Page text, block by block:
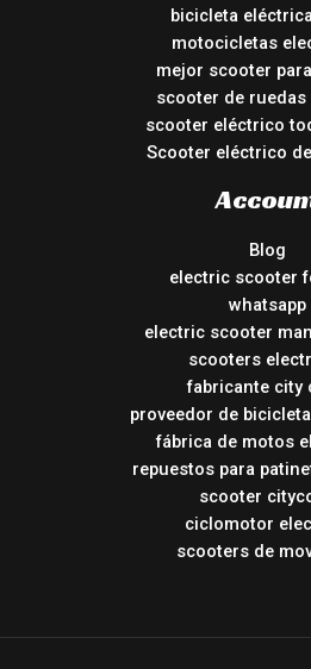
bicicleta
motocicletas
mejor scooter
scooter de ruedas
scooter eléctrico
Scooter eléctrico
Blog
electric scooter
whatsapp
electric scooter
scooters
fabricante city
proveedor de
fábrica de motos
repuestos para
scooter
ciclomotor
scooters de